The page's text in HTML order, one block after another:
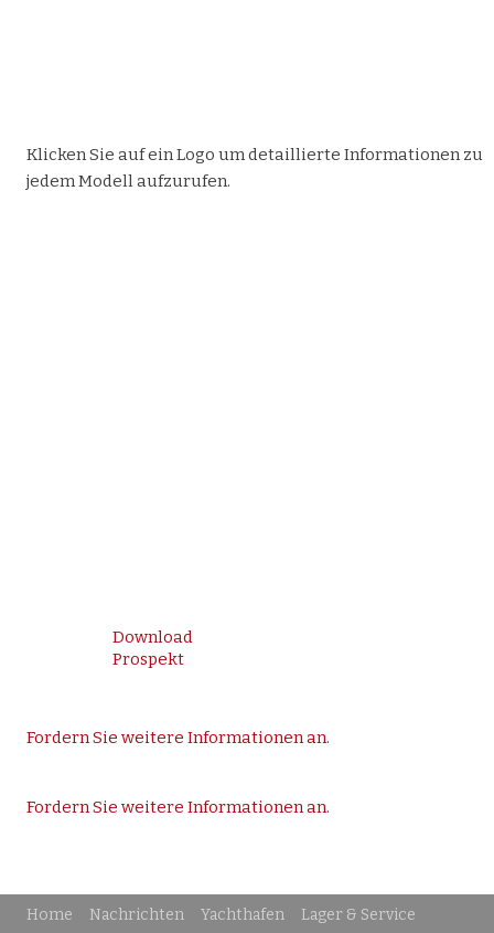
Klicken Sie auf ein Logo um detaillierte Informationen zu
jedem Modell aufzurufen.
Download
Prospekt
Fordern Sie weitere Informationen an.
Fordern Sie weitere Informationen an.
Home Nachrichten Yachthafen Lager & Service